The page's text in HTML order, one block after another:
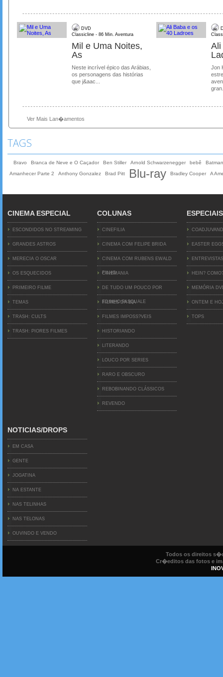
DVD
Classicline - 86 Min. Aventura
Mil e Uma Noites,
As
Neste incrível épico das Arábias,
os personagens das histórias
que j&aac...
Ali
Jon
Ver Mais Lan�amentos
TAGS
Bravo Branca de Neve e O Caçador Ben Stiller Arnold Schwarzenegger bebê
Batman
Amanhecer Parte 2
Anthony Gonzalez Brad Pitt Blu-ray Bradley Cooper A
CINEMA ESPECIAL
ESCONDIDOS NO STREAMING
GRANDES ASTROS
MERECIA O OSCAR
OS ESQUECIDOS
PRIMEIRO FILME
TEMAS
TRASH: CULTS
TRASH: PIORES FILMES
COLUNAS
CINEFILIA
CINEMA COM FELIPE BRIDA
CINEMA COM RUBENS EWALD
FILHO
CINEMANIA
DE TUDO UM POUCO POR
EDINHO PASQUALE
FILMES DA BIA
FILMES IMPOSS?VEIS
HISTORIANDO
LITERANDO
LOUCO POR SERIES
RARO E OBSCURO
REBOBINANDO CLÁSSICOS
REVENDO
ESPECIAIS
EASTER
ENTREVISTAS
HEIN?
MEMÓRIA
ONTEM E
TOPS
NOTICIAS/DROPS
EM CASA
GENTE
JOGATINA
NA ESTANTE
NAS TELINHAS
NAS TELONAS
OUVINDO E VENDO
Todos os direitos
Cr�editos das fotos e